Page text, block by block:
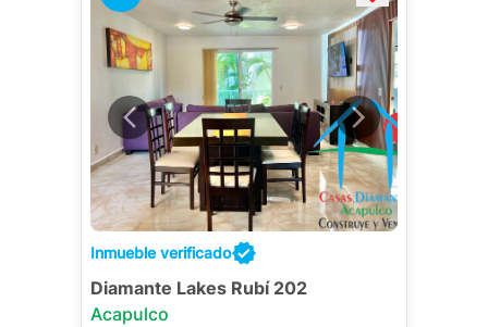
Inmueble verificado
Diamante Lakes Rubí 202
Acapulco